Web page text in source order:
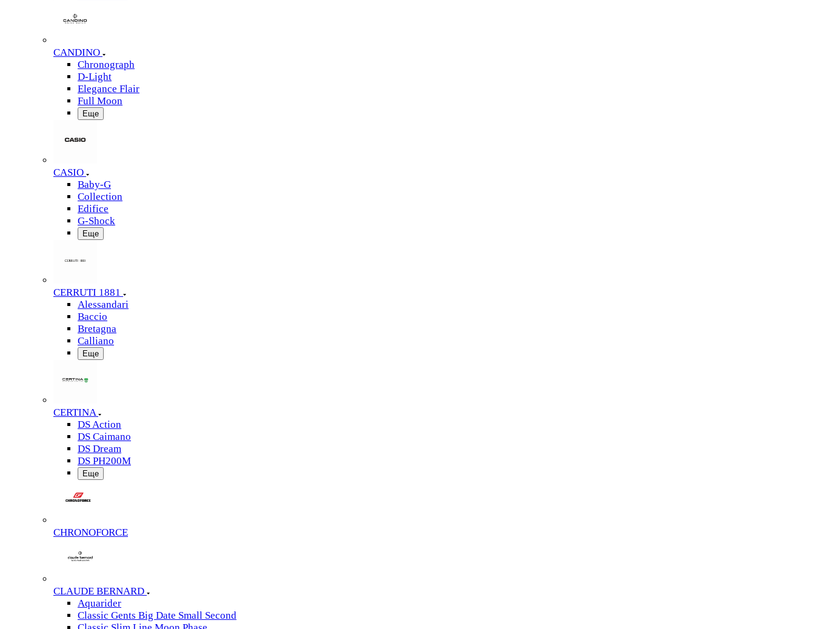
CANDINO
Chronograph
D-Light
Elegance Flair
Full Moon
Еще
CASIO
Baby-G
Collection
Edifice
G-Shock
Еще
CERRUTI 1881
Alessandari
Baccio
Bretagna
Calliano
Еще
CERTINA
DS Action
DS Caimano
DS Dream
DS PH200M
Еще
CHRONOFORCE
CLAUDE BERNARD
Aquarider
Classic Gents Big Date Small Second